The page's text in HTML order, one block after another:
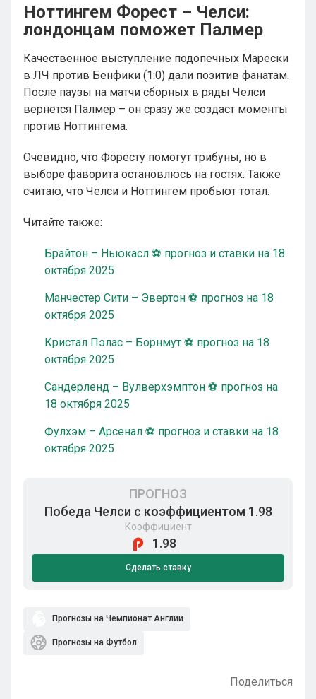
Ноттингем Форест – Челси:
лондонцам поможет Палмер
Качественное выступление подопечных Марески
в ЛЧ против Бенфики (1:0) дали позитив фанатам.
После паузы на матчи сборных в ряды Челси
вернется Палмер – он сразу же создаст моменты
против Ноттингема.
Очевидно, что Форесту помогут трибуны, но в
выборе фаворита остановлюсь на гостях. Также
считаю, что Челси и Ноттингем пробьют тотал.
Читайте также:
Брайтон – Ньюкасл ⚽ прогноз и ставки на 18
октября 2025
Манчестер Сити – Эвертон ⚽ прогноз на 18
октября 2025
Кристал Пэлас – Борнмут ⚽ прогноз на 18
октября 2025
Сандерленд – Вулверхэмптон ⚽ прогноз на
18 октября 2025
Фулхэм – Арсенал ⚽ прогноз и ставки на 18
октября 2025
ПРОГНОЗ
Победа Челси с коэффициентом 1.98
Коэффициент
1.98
Сделать ставку
Прогнозы на Чемпионат Англии
Прогнозы на Футбол
Поделиться